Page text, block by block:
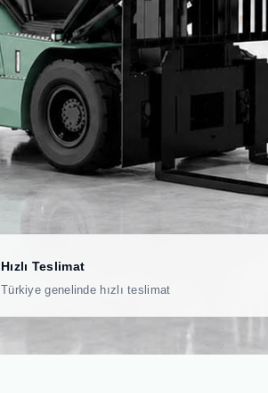
Hızlı Teslimat
Türkiye genelinde hızlı teslimat